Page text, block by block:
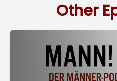
Other